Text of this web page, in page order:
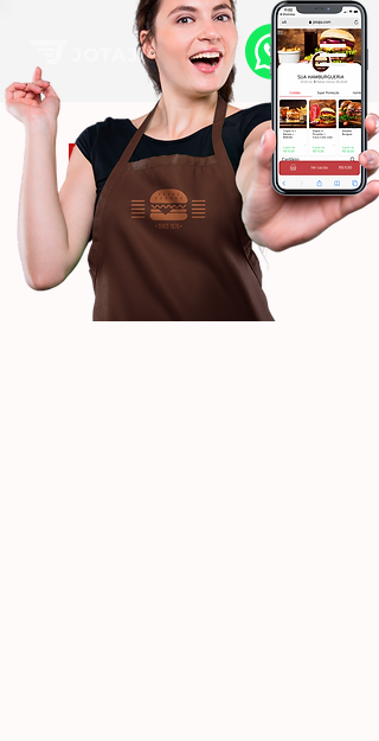
Forme sua própria
base de clientes!